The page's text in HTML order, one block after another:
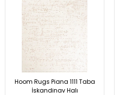
Hoom Rugs Piana 1111 Taba
İskandinav Halı